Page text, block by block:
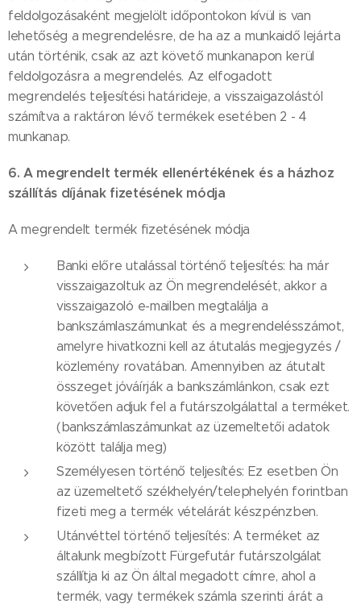
feldolgozásaként megjelölt időpontokon kívül is van
lehetőség a megrendelésre, de ha az a munkaidő lejárta
után történik, csak az azt követő munkanapon kerül
feldolgozásra a megrendelés. Az elfogadott
megrendelés teljesítési határideje, a visszaigazolástól
számítva a raktáron lévő termékek esetében 2 - 4
munkanap.
6. A megrendelt termék ellenértékének és a házhoz
szállítás díjának fizetésének módja
A megrendelt termék fizetésének módja
Banki előre utalással történő teljesítés: ha már
visszaigazoltuk az Ön megrendelését, akkor a
visszaigazoló e-mailben megtalálja a
bankszámlaszámunkat és a megrendelésszámot,
amelyre hivatkozni kell az átutalás megjegyzés /
közlemény rovatában. Amennyiben az átutalt
összeget jóváírják a bankszámlánkon, csak ezt
követően adjuk fel a futárszolgálattal a terméket.
(bankszámlaszámunkat az üzemeltetői adatok
között találja meg)
Személyesen történő teljesítés: Ez esetben Ön
az üzemeltető székhelyén/telephelyén forintban
fizeti meg a termék vételárát készpénzben.
Utánvéttel történő teljesítés: A terméket az
általunk megbízott Fürgefutár futárszolgálat
szállítja ki az Ön által megadott címre, ahol a
termék, vagy termékek számla szerinti árát a